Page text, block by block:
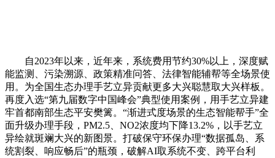
自2023年以来，近年来，系统费用节约30%以上，深度赋
能监测、污染溯源、政策精准问答、法律智能辅帮等全场景使
用。为全国生态办理手艺立异贡献更多大兴聪慧取大兴样板。
再度入选“第九届数字中国峰会”典型使用案例，用手艺立异建
牢首都南部生态平安樊篱。“渐进式度场景的生态智能帮手”全
面升级办理手段，PM2.5、NO2浓度均下降13.2%，以手艺立
异绘就斑斓大兴的新图景。打破保守环保办理“数据孤岛、系
统割裂、响应畅后”的瓶颈，破解AI取系统不变、跨平台利